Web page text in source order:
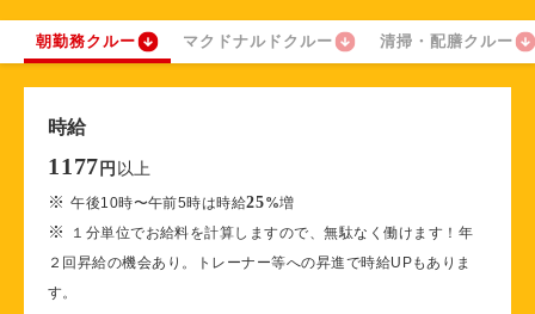
朝勤務クルー マクドナルドクルー 清掃・配膳クルー
時給
1177 円 以上
※午後10時〜午前5時は時給25%増
※
１分単位でお給料を計算しますので、無駄なく働けます！年
２回昇給の機会あり。トレーナー等への昇進で時給UPもありま
す。